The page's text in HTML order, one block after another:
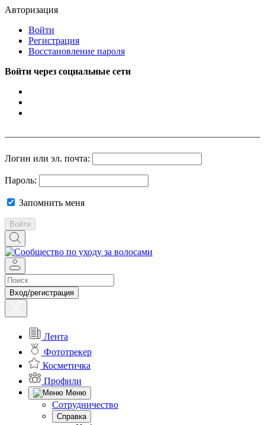
Авторизация
Войти
Регистрация
Восстановление пароля
Войти через социальные сети
Логин или эл. почта:
Пароль:
Запомнить меня
Войти
Вход/регистрация
Лента
Фототрекер
Косметичка
Профили
Меню
Сотрудничество
Справка